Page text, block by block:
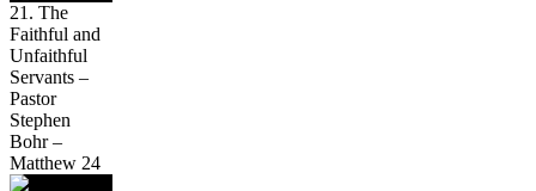
21. The
Faithful and
Unfaithful
Servants –
Pastor
Stephen
Bohr –
Matthew 24